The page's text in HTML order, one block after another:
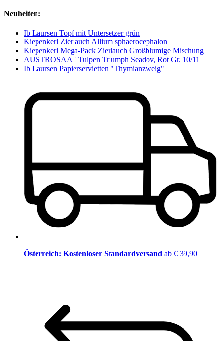
Neuheiten:
Ib Laursen Topf mit Untersetzer grün
Kiepenkerl Zierlauch Allium sphaerocephalon
Kiepenkerl Mega-Pack Zierlauch Großblumige Mischung
AUSTROSAAT Tulpen Triumph Seadov, Rot Gr. 10/11
Ib Laursen Papierservietten "Thymianzweig"
Österreich: Kostenloser Standardversand ab € 39,90